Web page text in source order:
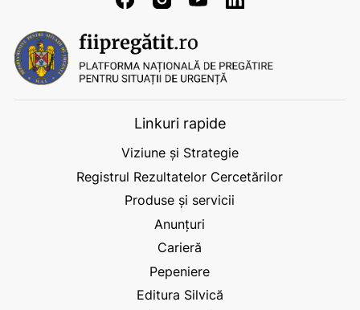
Linkuri rapide
Viziune și Strategie
Registrul Rezultatelor Cercetărilor
Produse și servicii
Anunțuri
Carieră
Pepeniere
Editura Silvică